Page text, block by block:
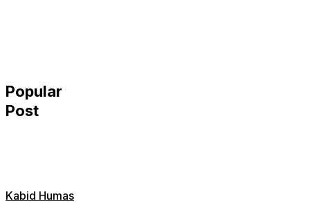
Popular
Post
Kabid Humas